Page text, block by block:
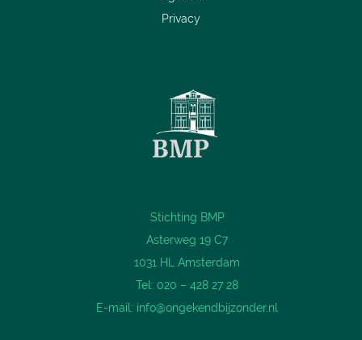
Privacy
Stichting BMP
Asterweg 19 C7
1031 HL Amsterdam
Tel: 020 – 428 27 28
E-mail: info@ongekendbijzonder.nl